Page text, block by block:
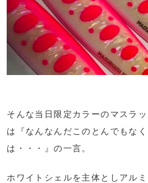
そんな当日限定カラーのマスラ
は『なんなんだこのとんでもな
は・・・』の一言。
ホワイトシェルを主体としアル